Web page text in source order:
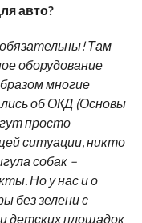
авто?
Там
оборудование
многие
об ОКД (Основы
просто
ситуации, никто
собак –
Но у нас и о
без зелени с
детских площадок